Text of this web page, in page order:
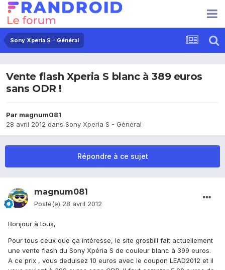
Sony Xperia S - Général
Vente flash Xperia S blanc à 389 euros
sans ODR !
Par magnum081
28 avril 2012 dans Sony Xperia S - Général
Répondre à ce sujet
magnum081
Posté(e) 28 avril 2012
Bonjour à tous,
Pour tous ceux que ça intéresse, le site grosbill fait actuellement
une vente flash du Sony Xpéria S de couleur blanc à 399 euros.
A ce prix , vous deduisez 10 euros avec le coupon LEAD2012 et il